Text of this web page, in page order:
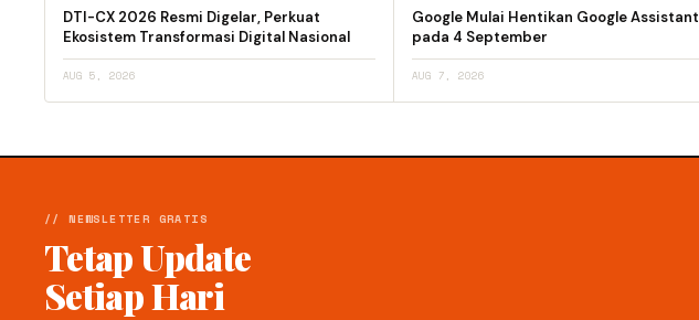
DTI-CX 2026 Resmi Digelar, Perkuat
Ekosistem Transformasi Digital Nasional
AUG 5, 2026
Google Mulai Hentikan Google Assistant
pada 4 September
AUG 7, 2026
// NEWSLETTER GRATIS
Tetap Update
Setiap Hari